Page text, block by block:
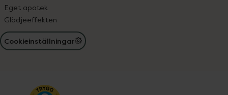
Eget apotek
Glädjeeffekten
Cookieinställningar